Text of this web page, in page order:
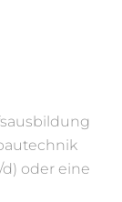
oder eine